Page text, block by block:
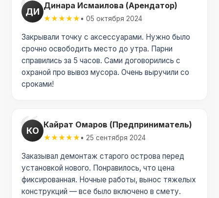
ДИ
Динара Исмаилова (Арендатор)
★★★★★• 05 октября 2024
Закрывали точку с аксессуарами. Нужно было
срочно освободить место до утра. Парни
справились за 5 часов. Сами договорились с
охраной про вывоз мусора. Очень выручили со
сроками!
КО
Кайрат Омаров (Предприниматель)
★★★★★• 25 сентября 2024
Заказывал демонтаж старого острова перед
установкой нового. Понравилось, что цена
фиксированная. Ночные работы, вынос тяжелых
конструкций — все было включено в смету.